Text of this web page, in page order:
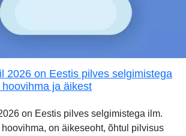
2026 on Eestis pilves selgimistega
ja äikest
on Eestis pilves selgimistega ilm.
on äikeseoht, õhtul pilvisus